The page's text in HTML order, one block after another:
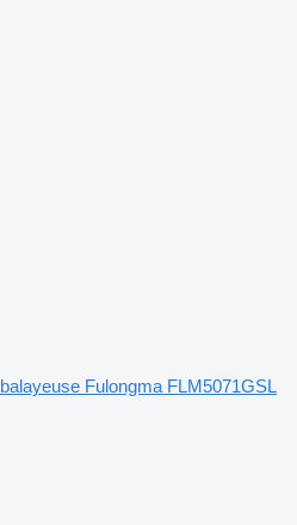
balayeuse Fulongma FLM5071GSL